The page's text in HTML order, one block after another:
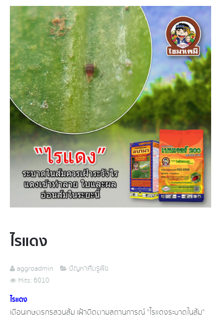
ไรแดง
aggroadmin
ปัญหาศัตรูพืช
Hits: 6010
ไรแดง
เตือน​เกษตรกรสวนส้ม เฝ้าติดตามสถานการณ์​ "ไรแดงระบาดในส้ม"